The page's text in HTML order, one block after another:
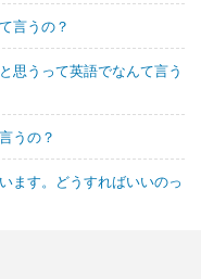
言うの？
思うって英語でなんて言う
うの？
ます。どうすればいいのっ